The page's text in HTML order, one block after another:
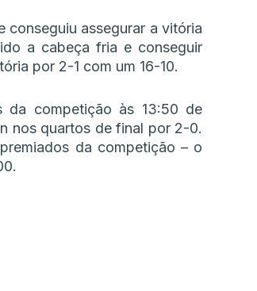
conseguiu assegurar a vitória
a cabeça fria e conseguir
por 2-1 com um 16-10.
da competição às 13:50 de
nos quartos de final por 2-0.
da competição – o